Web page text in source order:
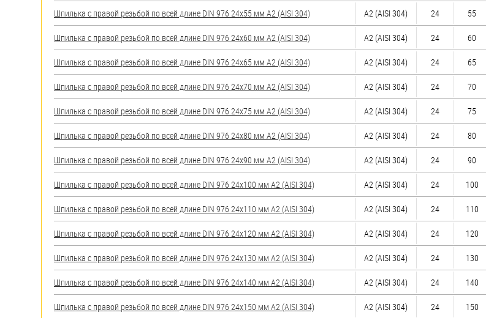
Пробки
Саморезы и шурупы
Стопорные кольца
Такелаж
Хомуты
Шайбы
Шпильки
Шплинты
Штифты и пальцы
Шпилька с правой резьбой по всей длине DIN 976 24х55 мм А2 (AISI 304) А2 (AISI 304) 24 55
Шпилька с правой резьбой по всей длине DIN 976 24х60 мм А2 (AISI 304) А2 (AISI 304) 24 60
Шпилька с правой резьбой по всей длине DIN 976 24х65 мм А2 (AISI 304) А2 (AISI 304) 24 65
Шпилька с правой резьбой по всей длине DIN 976 24х70 мм А2 (AISI 304) А2 (AISI 304) 24 70
Шпилька с правой резьбой по всей длине DIN 976 24х75 мм А2 (AISI 304) А2 (AISI 304) 24 75
Шпилька с правой резьбой по всей длине DIN 976 24х80 мм А2 (AISI 304) А2 (AISI 304) 24 80
Шпилька с правой резьбой по всей длине DIN 976 24х90 мм А2 (AISI 304) А2 (AISI 304) 24 90
Шпилька с правой резьбой по всей длине DIN 976 24х100 мм А2 (AISI 304) А2 (AISI 304) 24 100
Шпилька с правой резьбой по всей длине DIN 976 24х110 мм А2 (AISI 304) А2 (AISI 304) 24 110
Шпилька с правой резьбой по всей длине DIN 976 24х120 мм А2 (AISI 304) А2 (AISI 304) 24 120
Шпилька с правой резьбой по всей длине DIN 976 24х130 мм А2 (AISI 304) А2 (AISI 304) 24 130
Шпилька с правой резьбой по всей длине DIN 976 24х140 мм А2 (AISI 304) А2 (AISI 304) 24 140
Шпилька с правой резьбой по всей длине DIN 976 24х150 мм А2 (AISI 304) А2 (AISI 304) 24 150